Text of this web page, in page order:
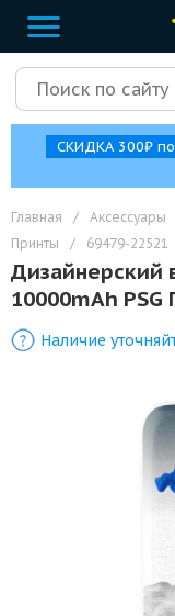
СКИДКА 300₽ по
Главная / Аксессуары
Принты
/ 69479-22521
Дизайнерский
10000mAh
Наличие